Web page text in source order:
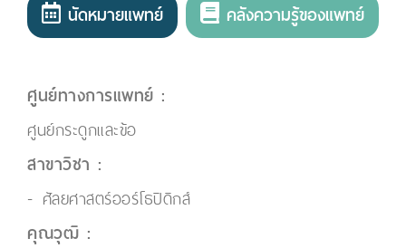
นัดหมายแพทย์ คลังความรู้ของแพทย์
ศูนย์ทางการแพทย์ :
ศูนย์กระดูกและข้อ
สาขาวิชา :
ศัลยศาสตร์ออร์โธปิดิกส์
คุณวุฒิ :